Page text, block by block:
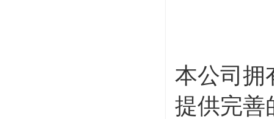
本公司拥
提供完善